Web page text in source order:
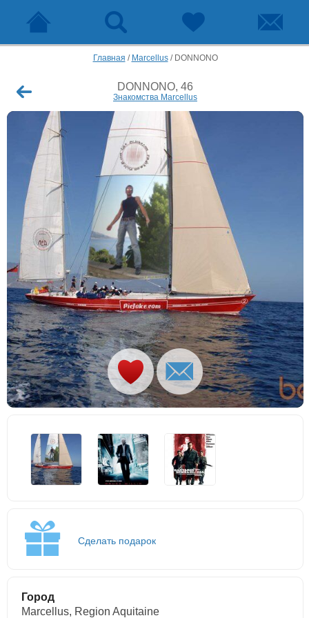
Главная / Marcellus/ DONNONO
DONNONO, 46
Знакомства Marcellus
Сделать подарок
Город
Marcellus, Region Aquitaine